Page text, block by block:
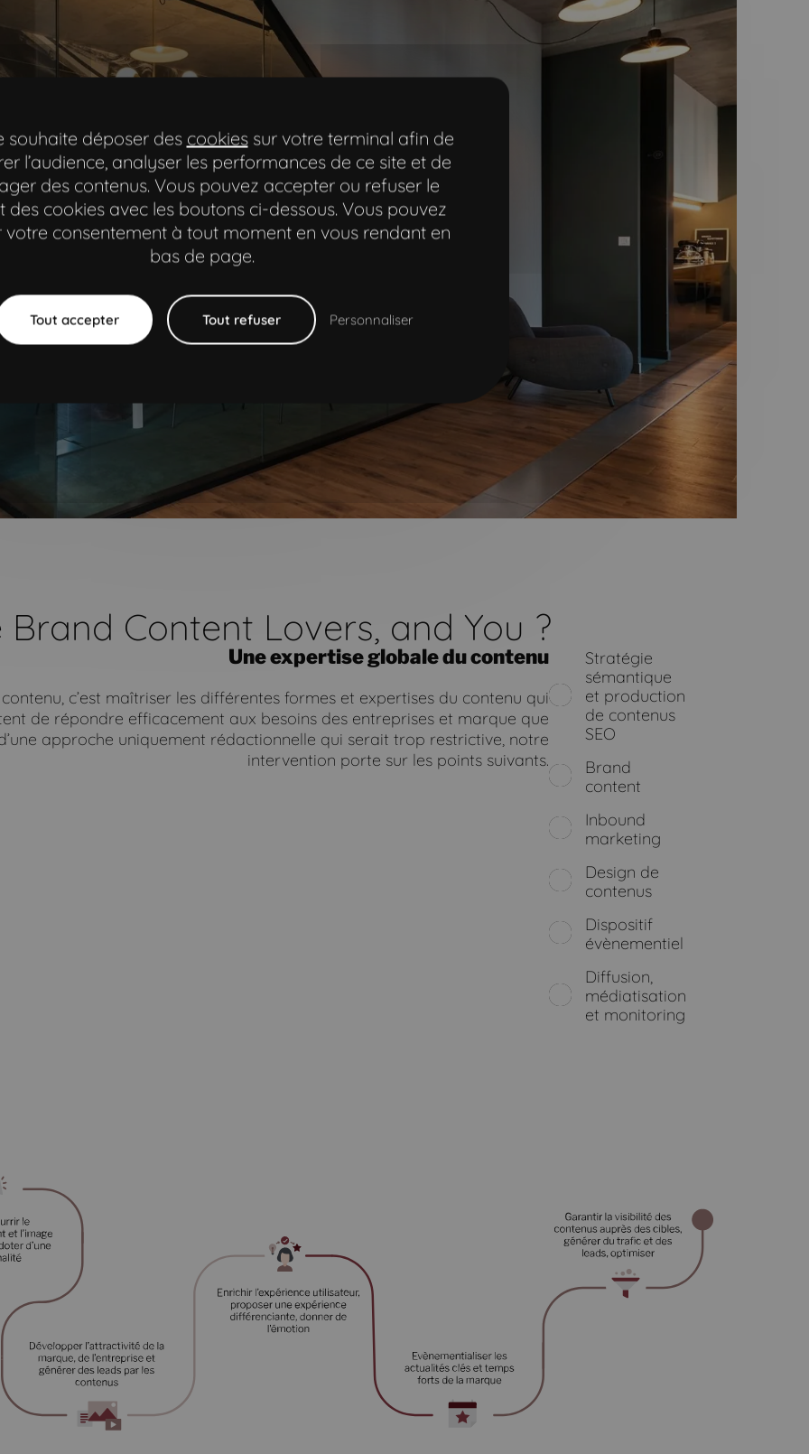
Brand Content Lovers, and You ?
Une expertise globale du contenu
c’est maîtriser les différentes formes et expertises du contenu qui
de répondre efficacement aux besoins des entreprises et marque que
approche uniquement rédactionnelle qui serait trop restrictive, notre
intervention porte sur les points suivants.
Stratégie
sémantique
et production
de contenus
SEO
Brand
content
Inbound
marketing
Design de
contenus
Dispositif
évènementiel
Diffusion,
médiatisation
et monitoring
souhaite déposer des cookiessur votre terminal afin de
l’audience, analyser les performances de ce site et de
des contenus. Vous pouvez accepter ou refuser le
des cookies avec les boutons ci-dessous. Vous pouvez
votre consentement à tout moment en vous rendant en
bas de page.
Tout accepter Tout refuser Personnaliser